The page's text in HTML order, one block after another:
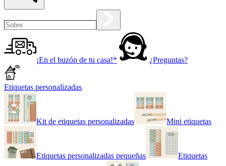
¡En el buzón de tu casa!* ¿Preguntas?
Etiquetas personalizadas
Kit de etiquetas personalizadas Mini etiquetas
Etiquetas personalizadas pequeñas Etiquetas